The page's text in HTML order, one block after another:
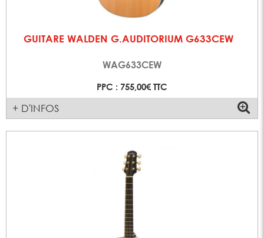
GUITARE WALDEN G.AUDITORIUM G633CEW
WAG633CEW
PPC : 755,00€ TTC
+ D'INFOS